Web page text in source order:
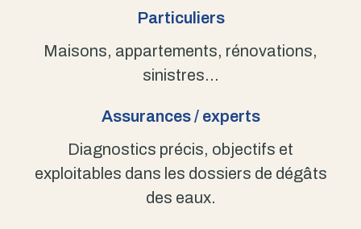
Particuliers
Maisons, appartements, rénovations,
sinistres…
Assurances / experts
Diagnostics précis, objectifs et
exploitables dans les dossiers de dégâts
des eaux.